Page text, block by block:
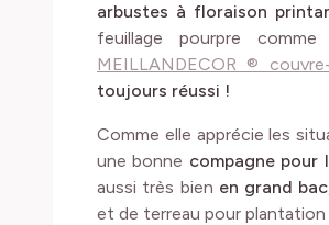
arbustes à floraison
feuillage pourpre
MEILLANDECOR ®
toujours réussi !
Comme elle apprécie les
une bonne compagne pour
aussi très bien en grand bac
et de terreau pour plantation